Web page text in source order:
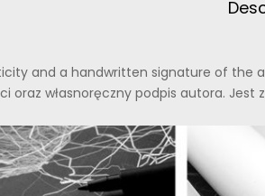
and a handwritten signature of the
własnoręczny podpis autora. Jest